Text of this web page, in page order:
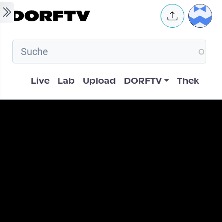
Skip to main content User
Hauptnavigation
Live Lab Upload DORFTV Thek